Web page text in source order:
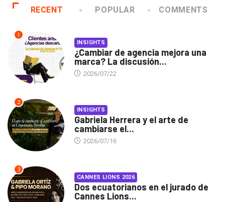
RECENT POPULAR COMMENTS
1
INSIGHTS
¿Cambiar de agencia mejora una
marca? La discusión...
2026/07/22
2
INSIGHTS
Gabriela Herrera y el arte de
cambiarse el...
2026/07/16
3
CANNES LIONS 2026
Dos ecuatorianos en el jurado de
Cannes Lions...